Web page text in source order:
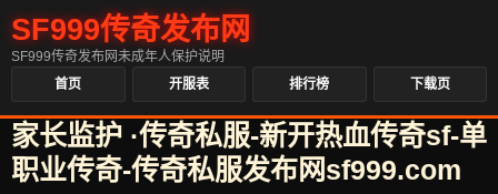
SF999传奇发布网
SF999传奇发布网未成年人保护说明
首页
开服表 排行榜 下载页
家长监护 ·传奇私服-新开热血传奇sf-单
职业传奇-传奇私服发布网sf999.com